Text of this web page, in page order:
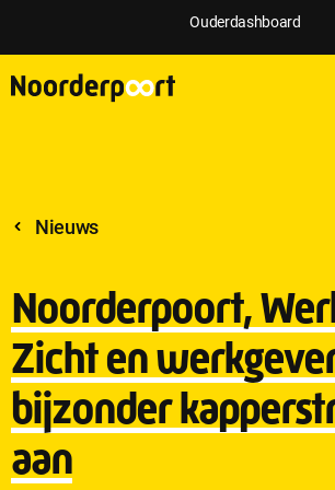
Ouderdashboard
Nieuws
Noorderpoort,
Zicht en
bijzonder
aan